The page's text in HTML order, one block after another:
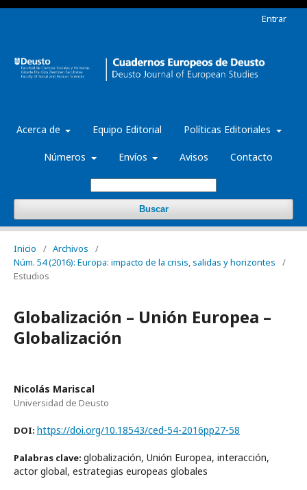
Acerca de Equipo Editorial Políticas Editoriales
Números Envíos Avisos Contacto
Buscar
Entrar
Inicio / Archivos
/
Núm. 54 (2016): Europa: impacto de la crisis, salidas y horizontes
/
Estudios
Globalización – Unión Europea –
Globalización
Nicolás Mariscal
Universidad de Deusto
DOI: https://doi.org/10.18543/ced-54-2016pp27-58
Palabras clave: globalización, Unión Europea, interacción,
actor global, estrategias europeas globales